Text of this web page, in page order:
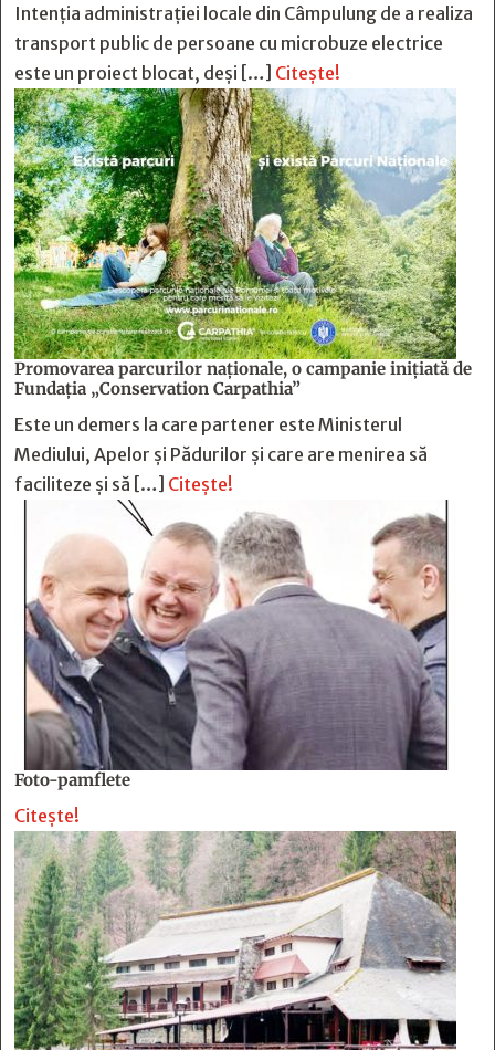
Intenția administrației locale din Câmpulung de a realiza
transport public de persoane cu microbuze electrice
este un proiect blocat, deși […] Citește!
Promovarea parcurilor naționale, o campanie inițiată de
Fundația „Conservation Carpathia”
Este un demers la care partener este Ministerul
Mediului, Apelor și Pădurilor și care are menirea să
faciliteze și să […] Citește!
Foto-pamflete
Citește!